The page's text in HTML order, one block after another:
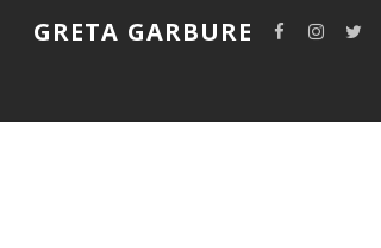
GRETA GARBURE